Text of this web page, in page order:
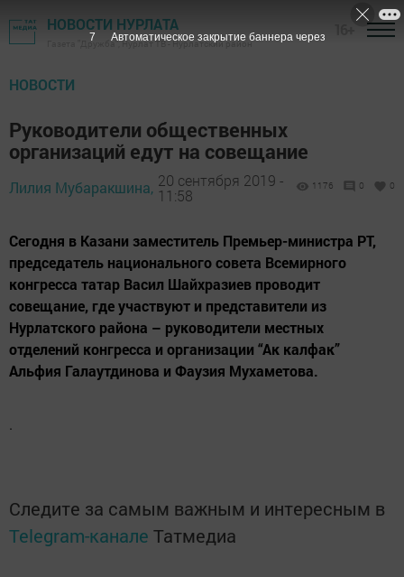
НОВОСТИ НУРЛАТА
Газета "Дружба", Нурлат ТВ - Нурлатский район
НОВОСТИ
Руководители общественных
организаций едут на совещание
Лилия Мубаракшина, 20 сентября 2019 -
11:58
1176 0 0
Сегодня в Казани заместитель Премьер-министра РТ,
председатель национального совета Всемирного
конгресса татар Васил Шайхразиев проводит
совещание, где участвуют и представители из
Нурлатского района – руководители местных
отделений конгресса и организации “Ак калфак”
Альфия Галаутдинова и Фаузия Мухаметова.
.
Следите за самым важным и интересным в
Telegram-канале Татмедиа
6 Автоматическое закрытие баннера через